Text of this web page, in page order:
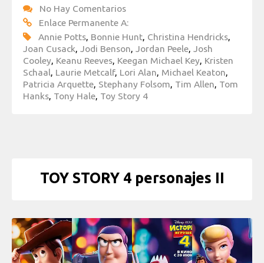
No Hay Comentarios
Enlace Permanente A:
Annie Potts, Bonnie Hunt, Christina Hendricks,
Joan Cusack, Jodi Benson, Jordan Peele, Josh
Cooley, Keanu Reeves, Keegan Michael Key, Kristen
Schaal, Laurie Metcalf, Lori Alan, Michael Keaton,
Patricia Arquette, Stephany Folsom, Tim Allen, Tom
Hanks, Tony Hale, Toy Story 4
TOY STORY 4 personajes II